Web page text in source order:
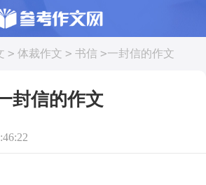
> 体裁作文 > 书信 >一封信的作文
封信的作文